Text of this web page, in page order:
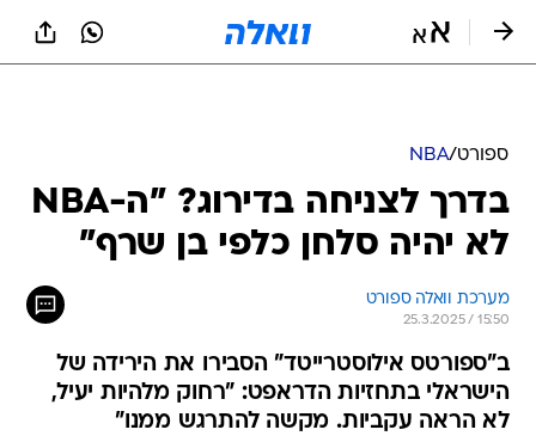
ספורט/
NBA
בדרך לצניחה בדירוג? "ה-NBA
לא יהיה סלחן כלפי בן שרף"
מערכת וואלה ספורט
25.3.2025 / 15:50
ב"ספורטס אילוסטרייטד" הסבירו את הירידה של
הישראלי בתחזיות הדראפט: "רחוק מלהיות יעיל,
לא הראה עקביות. מקשה להתרגש ממנו"